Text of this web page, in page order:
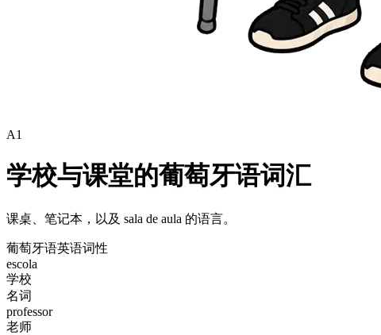
A1
学校与课堂的葡萄牙语词汇
课桌、笔记本，以及 sala de aula 的语言。
葡萄牙语英语词性
escola
学校
名词
professor
老师